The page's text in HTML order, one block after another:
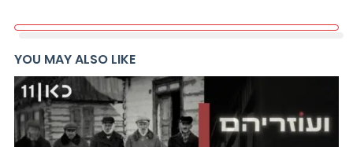
YOU MAY ALSO LIKE